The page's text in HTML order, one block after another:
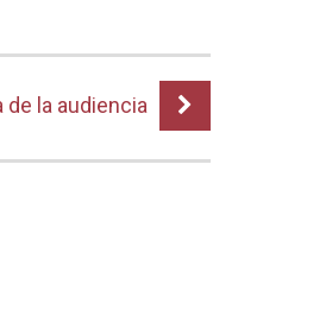
de la audiencia